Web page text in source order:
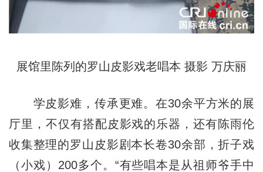
展馆里陈列的罗山皮影戏老唱本 摄影 万庆丽
学皮影难，传承更难。在30余平方米的展
厅里，不仅有搭配皮影戏的乐器，还有陈雨伦
收集整理的罗山皮影剧本长卷30余部，折子戏
（小戏）200多个。“有些唱本是从祖师爷手中